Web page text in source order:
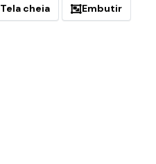
Tela cheia Embutir